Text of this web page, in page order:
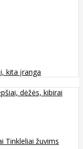
kita įranga
dėžės, kibirai
Tinkleliai žuvims